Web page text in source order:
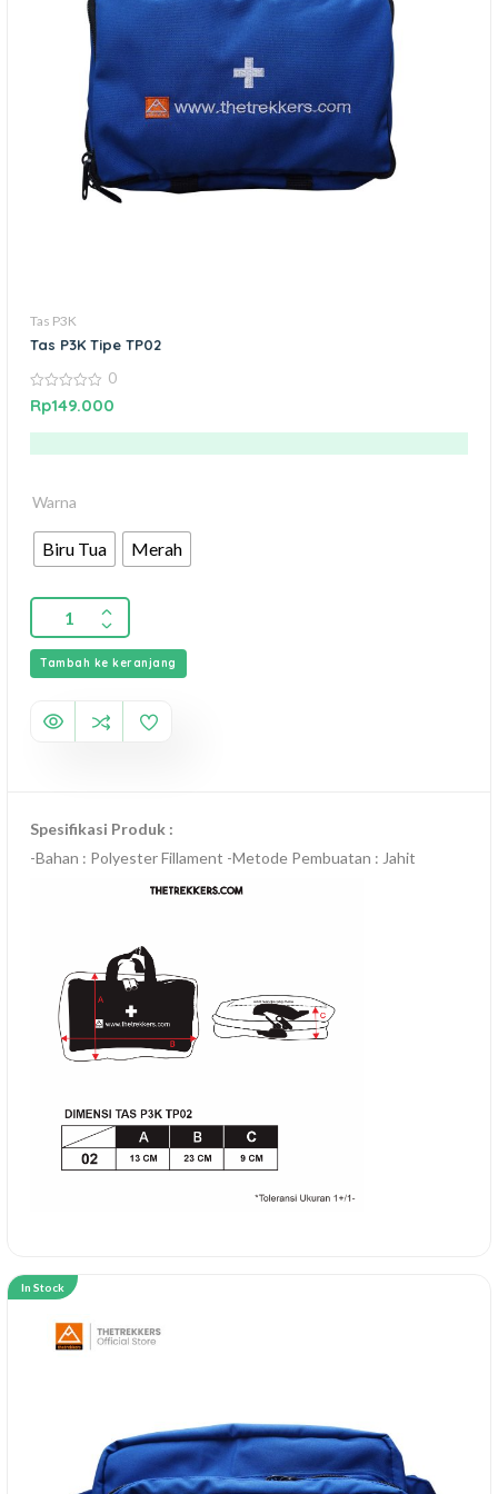
Tas P3K
Tas P3K Tipe TP02
0
out
0
Rp149.000
Warna
Biru Tua Merah
Tambah ke keranjang
Spesifikasi Produk :
-Bahan : Polyester Fillament -Metode Pembuatan : Jahit
In Stock